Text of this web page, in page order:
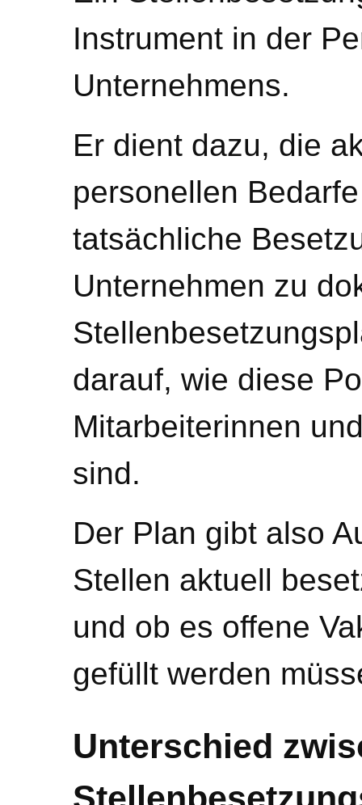
Instrument in der
Unternehmens.
Er dient dazu, die
personellen
tatsächliche
Unternehmen zu
darauf, wie diese
Mitarbeiterinnen
sind.
Der Plan gibt also
Stellen aktuell
und ob es offene
gefüllt werden
Unterschied